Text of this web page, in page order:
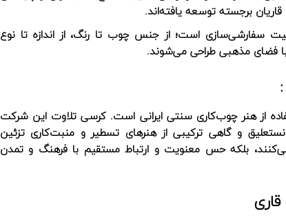
برجسته توسعه یافته‌اند.
سفارشی‌سازی است؛ از جنس چوب تا رنگ، از اندازه تا نوع
فضای مذهبی طراحی می‌شوند.
از هنر چوب‌کاری سنتی ایرانی است. کرسی تلاوت این شرکت
و گاهی ترکیبی از هنرهای تسطیر و منبت‌کاری تزئین
بلکه حس معنویت و ارتباط مستقیم با فرهنگ و تمدن